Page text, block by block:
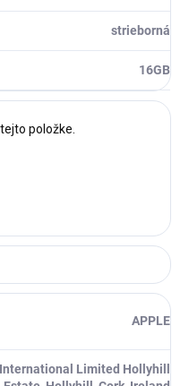
strieborná
16GB
položke.
APPLE
Limited Hollyhill